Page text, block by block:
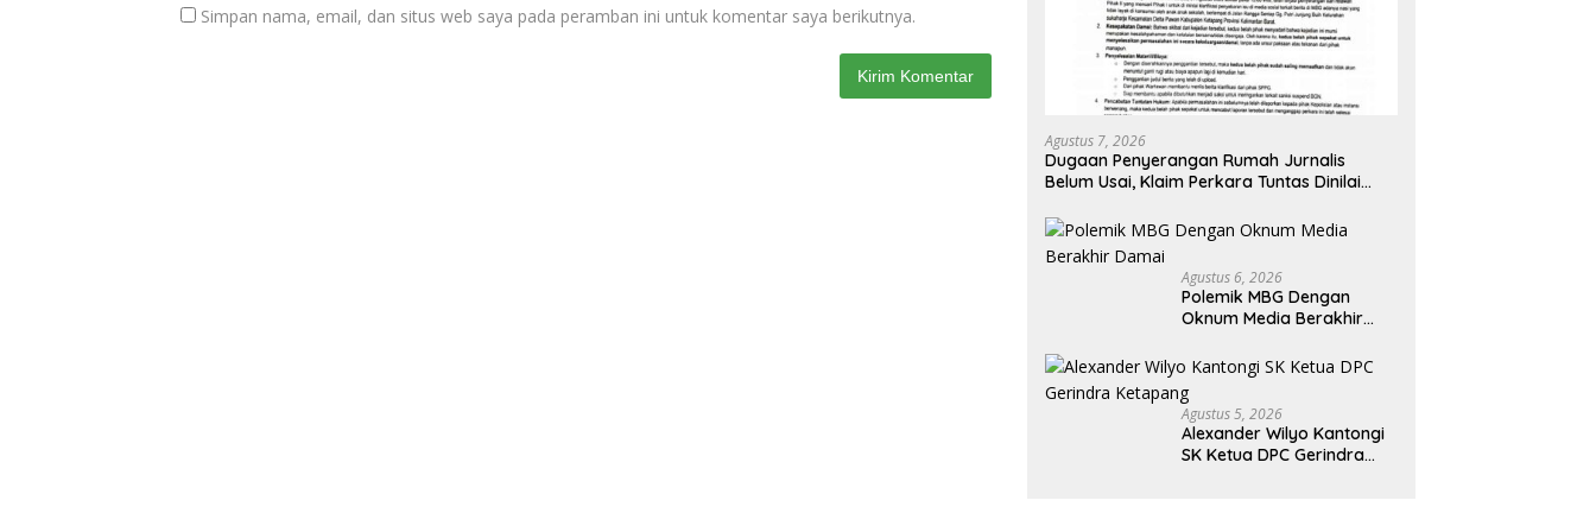
Simpan nama, email, dan situs web saya pada peramban ini untuk komentar saya berikutnya.
Agustus 7, 2026
Dugaan Penyerangan Rumah Jurnalis
Belum Usai, Klaim Perkara Tuntas Dinilai
Agustus 6, 2026
Polemik MBG Dengan
Oknum Media Berakhir
Agustus 5, 2026
Alexander Wilyo Kantongi
SK Ketua DPC Gerindra